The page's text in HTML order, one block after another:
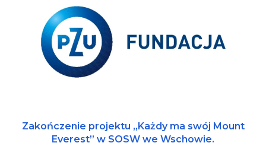
Zakończenie projektu „Każdy ma swój Mount
Everest” w SOSW we Wschowie.